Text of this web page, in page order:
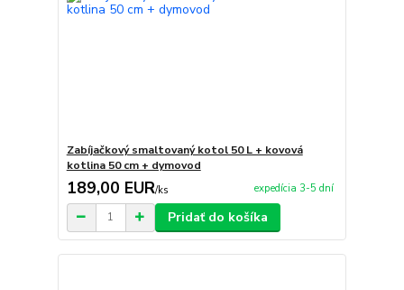
Zabíjačkový smaltovaný kotol 50 L + kovová
kotlina 50 cm + dymovod
189,00 EUR/ks expedícia 3-5 dní
Pridať do košíka